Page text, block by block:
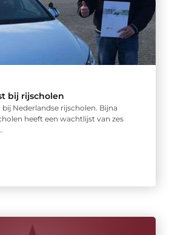
bij rijscholen
bij Nederlandse rijscholen. Bijna
heeft een wachtlijst van zes